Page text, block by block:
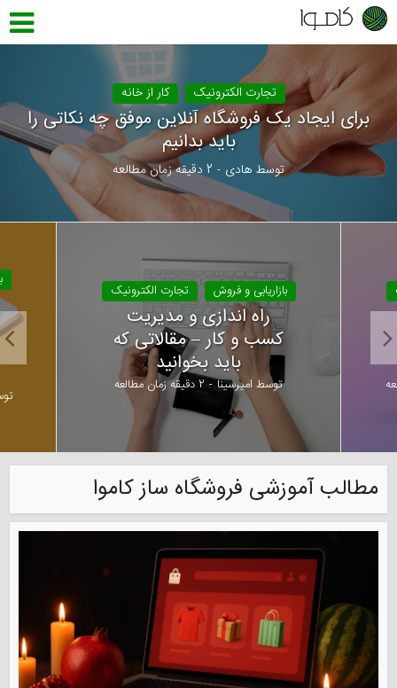
تجارت الکترونیک کار از خانه
برای ایجاد یک فروشگاه آنلاین موفق چه نکاتی را
باید بدانیم
توسط هادی 2 دقیقه زمان مطالعه
بازاریابی و فروش تجارت الکترونیک
راه اندازی و مدیریت
کسب و کار – مقالاتی که
باید بخوانید
توسط امیرسینا 2 دقیقه زمان مطالعه
مطالب آموزشی فروشگاه ساز کاموا